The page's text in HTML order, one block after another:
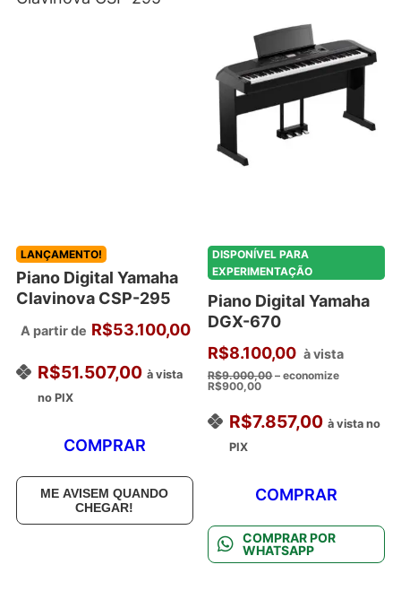
LANÇAMENTO!
Piano Digital Yamaha
Clavinova CSP-295
A partir de R$53.100,00
R$51.507,00 à vista
no PIX
COMPRAR
página
do
produto
ME AVISEM QUANDO
CHEGAR!
DISPONÍVEL PARA
EXPERIMENTAÇÃO
Piano Digital Yamaha
DGX-670
R$8.100,00 à vista
R$9.000,00– economize
R$900,00
R$7.857,00 à vista no
PIX
COMPRAR
COMPRAR POR
WHATSAPP